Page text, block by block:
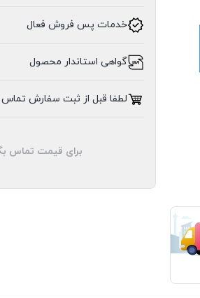
ایلیا
خدمات پس فروش فعال
گواهی استاندار محصول
لطفا قبل از ثبت سفارش تماس
برای قیمت تماس